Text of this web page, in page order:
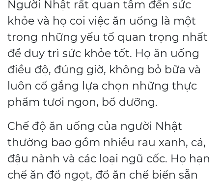
Người Nhật rất quan tâm đến sức
khỏe và họ coi việc ăn uống là một
trong những yếu tố quan trọng nhất
để duy trì sức khỏe tốt. Họ ăn uống
điều độ, đúng giờ, không bỏ bữa và
luôn cố gắng lựa chọn những thực
phẩm tươi ngon, bổ dưỡng.
Chế độ ăn uống của người Nhật
thường bao gồm nhiều rau xanh, cá,
đậu nành và các loại ngũ cốc. Họ hạn
chế ăn đồ ngọt, đồ ăn chế biến sẵn